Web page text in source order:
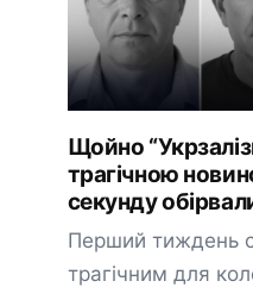
Щойно
тpaгічною
ceкyндy
Перший тиждень
трагічним для